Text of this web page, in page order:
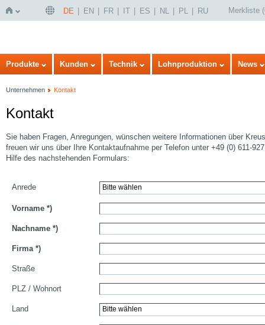
Startseite
DE EN FR IT ES NL PL RU Merkliste (
Produkte Kunden Technik Lohnproduktion News
Unternehmen Kontakt
Kontakt
Sie haben Fragen, Anregungen, wünschen weitere Informationen über
freuen wir uns über Ihre Kontaktaufnahme per Telefon unter +49 (0) 611-
Hilfe des nachstehenden Formulars:
Anrede
Vorname *)
Nachname *)
Firma*)
Straße
PLZ / Wohnort
Land